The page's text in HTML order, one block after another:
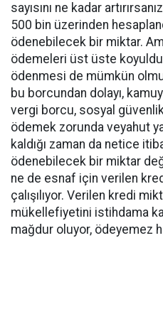
sayısını ne kadar
500 bin üzerinden
ödenebilecek bir miktar.
ödemeleri üst üste
ödenmesi de mümkün
bu borcundan dolayı,
vergi borcu, sosyal güvenlik
ödemek zorunda veyahut
kaldığı zaman da netice
ödenebilecek bir miktar
ne de esnaf için verilen
çalışılıyor. Verilen kredi
mükellefiyetini istihdama
mağdur oluyor, ödeyemez